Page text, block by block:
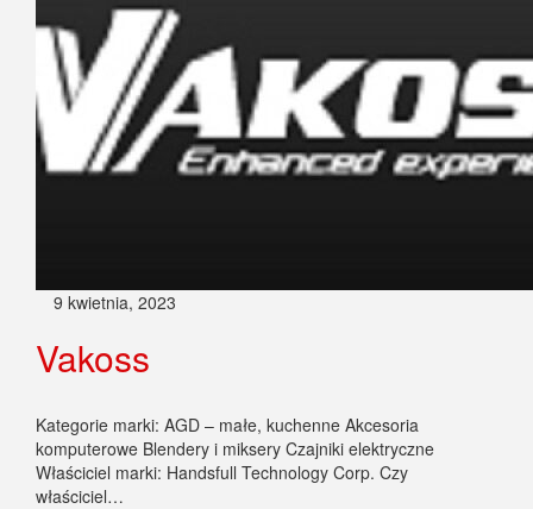
9 kwietnia, 2023
Vakoss
Kategorie marki: AGD – małe, kuchenne Akcesoria
komputerowe Blendery i miksery Czajniki elektryczne
Właściciel marki: Handsfull Technology Corp. Czy
właściciel…